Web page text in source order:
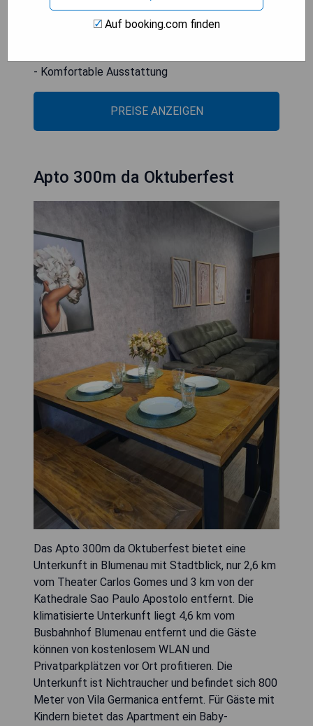
- Kostenloses WLAN
- Kostenlose Parkplätze
- Komfortable Ausstattung
PREISE ANZEIGEN
Apto 300m da Oktuberfest
Das Apto 300m da Oktuberfest bietet eine
Unterkunft in Blumenau mit Stadtblick, nur 2,6 km
vom Theater Carlos Gomes und 3 km von der
Kathedrale Sao Paulo Apostolo entfernt. Die
klimatisierte Unterkunft liegt 4,6 km vom
Busbahnhof Blumenau entfernt und die Gäste
können von kostenlosem WLAN und
Privatparkplätzen vor Ort profitieren. Die
Unterkunft ist Nichtraucher und befindet sich 800
Meter von Vila Germanica entfernt. Für Gäste mit
Kindern bietet das Apartment ein Baby-
Auf booking.com finden